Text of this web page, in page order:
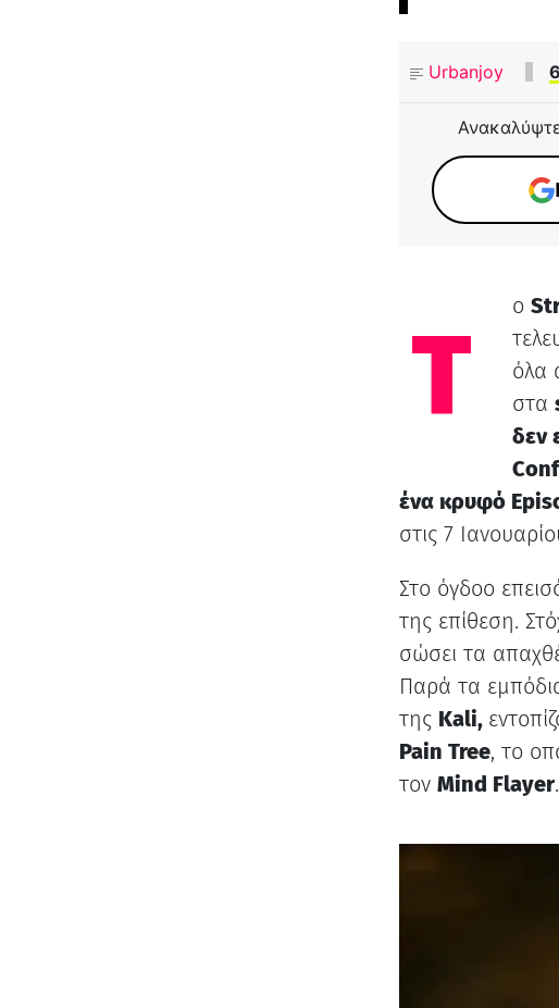
Urbanjoy
Τ ο
όλα
στα
δεν
ένα κρυφό
στις 7
Στο όγδοο
της επίθεση.
σώσει τα
Παρά τα
της Kali,
Pain Tree, το
τον Mind Flayer.